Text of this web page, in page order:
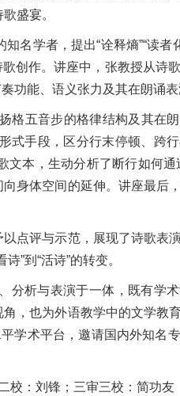
盛宴。
名学者，提出“诠释熵”“读者
创作。讲座中，张教授从诗
功能、语义张力及其在朗诵表
格五音步的格律结构及其在朗
式手段，区分行末停顿、跨
本，生动分析了断行如何通
身体空间的延伸。讲座最后
点评与示范，展现了诗歌表
”到“活诗”的转变。
分析与表演于一体，既有学
，也为外语教学中的文学教
学术平台，邀请国内外知名
审三校：简功友